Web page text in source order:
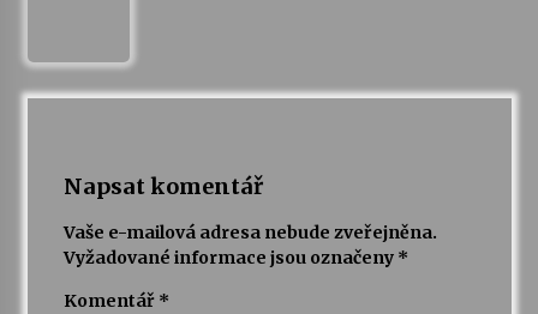
Napsat komentář
Vaše e-mailová adresa nebude zveřejněna.
Vyžadované informace jsou označeny *
Komentář *